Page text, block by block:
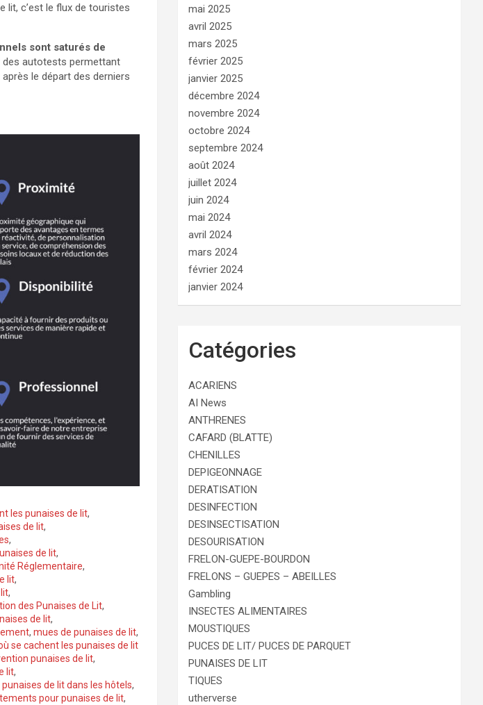
lit, c’est le flux de touristes
sont saturés de
des autotests permettant
le départ des derniers
les punaises de lit,
de lit,
,
de lit,
Réglementaire,
lit,
,
des Punaises de Lit,
de lit,
, mues de punaises de lit,
se cachent les punaises de lit
punaises de lit,
lit,
punaises de lit dans les hôtels,
pour punaises de lit,
mai 2025
avril 2025
mars 2025
février 2025
janvier 2025
décembre 2024
novembre 2024
octobre 2024
septembre 2024
août 2024
juillet 2024
juin 2024
mai 2024
avril 2024
mars 2024
février 2024
janvier 2024
Catégories
ACARIENS
AI News
ANTHRENES
CAFARD (BLATTE)
CHENILLES
DEPIGEONNAGE
DERATISATION
DESINFECTION
DESINSECTISATION
DESOURISATION
FRELON-GUEPE-BOURDON
FRELONS – GUEPES – ABEILLES
Gambling
INSECTES ALIMENTAIRES
MOUSTIQUES
PUCES DE LIT/ PUCES DE PARQUET
PUNAISES DE LIT
TIQUES
utherverse